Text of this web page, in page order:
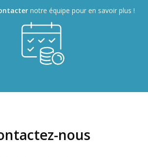
notre équipe pour en savoir plus !
nous